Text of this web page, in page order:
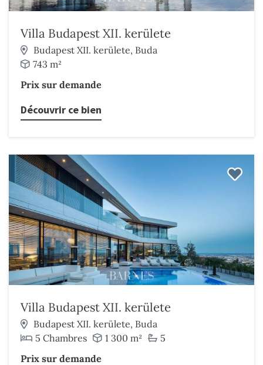
Villa Budapest XII. kerülete
Budapest XII. kerülete, Buda
743 m²
Prix sur demande
Découvrir ce bien
Villa Budapest XII. kerülete
Budapest XII. kerülete, Buda
5 Chambres
1 300 m²
5
Prix sur demande